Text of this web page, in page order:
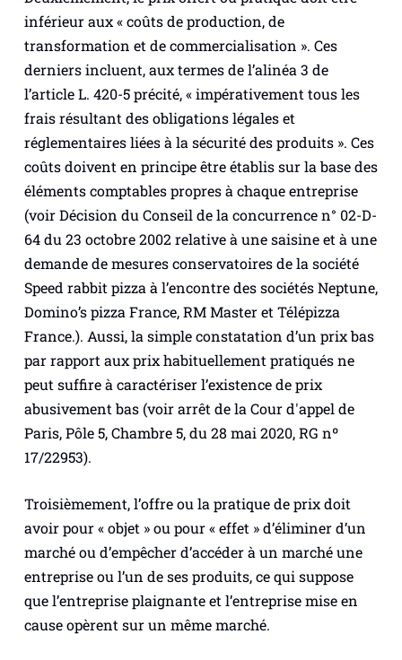
inférieur aux «coûts de production, de
transformation et de commercialisation ». Ces
derniers incluent, aux termes de l’alinéa 3 de
l’article L. 420-5 précité, «impérativement tous les
frais résultant des obligations légales et
réglementaires liées à la sécurité des produits ». Ces
coûts doivent en principe être établis sur la base des
éléments comptables propres à chaque entreprise
(voir Décision du Conseil de la concurrence n° 02-D-
64 du 23 octobre 2002 relative à une saisine et à une
demande de mesures conservatoires de la société
Speed rabbit pizza à l’encontre des sociétés Neptune,
Domino’s pizza France, RM Master et Télépizza
France.). Aussi, la simple constatation d’un prix bas
par rapport aux prix habituellement pratiqués ne
peut suffire à caractériser l’existence de prix
abusivement bas (voir arrêt de la Cour d'appel de
Paris, Pôle 5, Chambre 5, du 28 mai 2020, RG nº
17/22953).
Troisièmement, l’offre ou la pratique de prix doit
avoir pour «objet » ou pour «effet » d’éliminer d’un
marché ou d’empêcher d’accéder à un marché une
entreprise ou l’un de ses produits, ce qui suppose
que l’entreprise plaignante et l’entreprise mise en
cause opèrent sur un même marché.